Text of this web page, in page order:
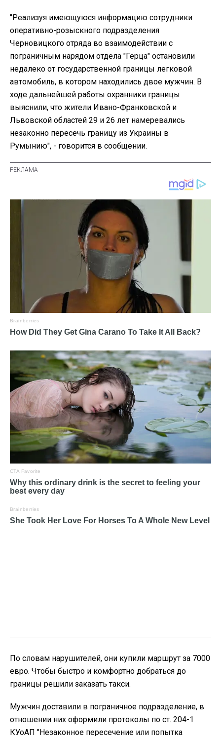
"Реализуя имеющуюся информацию сотрудники
оперативно-розыскного подразделения
Черновицкого отряда во взаимодействии с
пограничным нарядом отдела "Герца" остановили
недалеко от государственной границы легковой
автомобиль, в котором находились двое мужчин. В
ходе дальнейшей работы охранники границы
выяснили, что жители Ивано-Франковской и
Львовской областей 29 и 26 лет намеревались
незаконно пересечь границу из Украины в
Румынию", - говорится в сообщении.
По словам нарушителей, они купили маршрут за 7000
евро. Чтобы быстро и комфортно добраться до
границы решили заказать такси.
Мужчин доставили в пограничное подразделение, в
отношении них оформили протоколы по ст. 204-1
КУоАП "Незаконное пересечение или попытка